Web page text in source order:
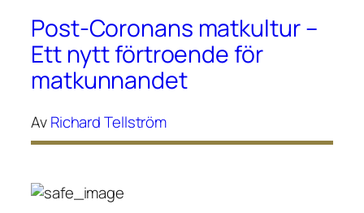
Post-Coronans matkultur –
Ett nytt förtroende för
matkunnandet
AvRichard Tellström